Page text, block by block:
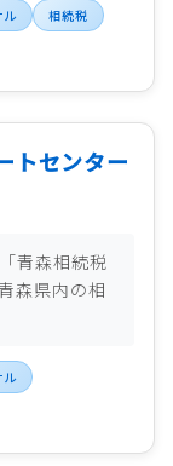
ル 相続税
トセンター
青森相続税
森県内の相
ル